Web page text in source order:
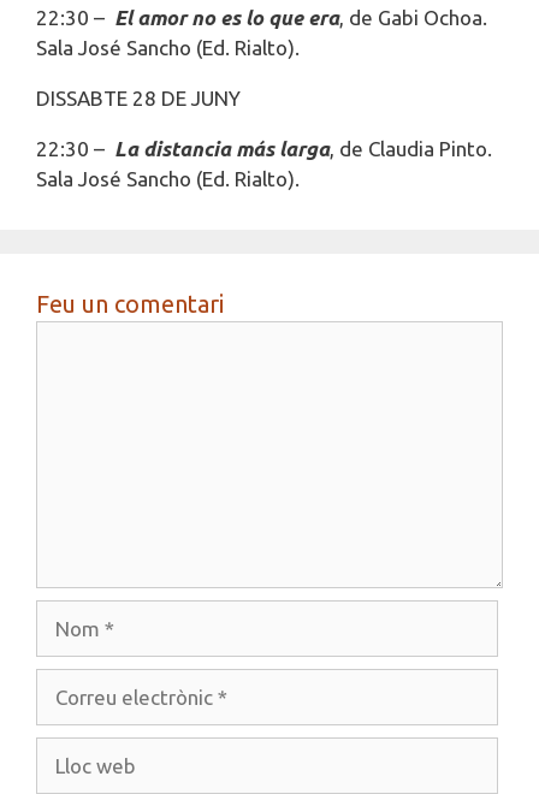
22:30 – El amor no es lo que era, de Gabi Ochoa.
Sala José Sancho (Ed. Rialto).
DISSABTE 28 DE JUNY
22:30 – La distancia más larga, de Claudia Pinto.
Sala José Sancho (Ed. Rialto).
Feu un comentari
electrònic
web